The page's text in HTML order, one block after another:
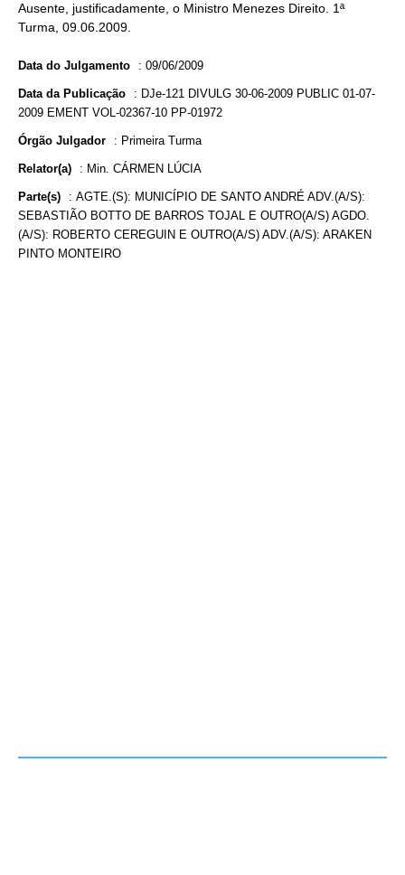
Ausente, justificadamente, o Ministro Menezes Direito. 1ª
Turma, 09.06.2009.
Data do Julgamento : 09/06/2009
Data da Publicação : DJe-121 DIVULG 30-06-2009 PUBLIC 01-07-
2009 EMENT VOL-02367-10 PP-01972
Órgão Julgador : Primeira Turma
Relator(a) : Min. CÁRMEN LÚCIA
Parte(s) : AGTE.(S): MUNICÍPIO DE SANTO ANDRÉ ADV.(A/S):
SEBASTIÃO BOTTO DE BARROS TOJAL E OUTRO(A/S) AGDO.
(A/S): ROBERTO CEREGUIN E OUTRO(A/S) ADV.(A/S): ARAKEN
PINTO MONTEIRO